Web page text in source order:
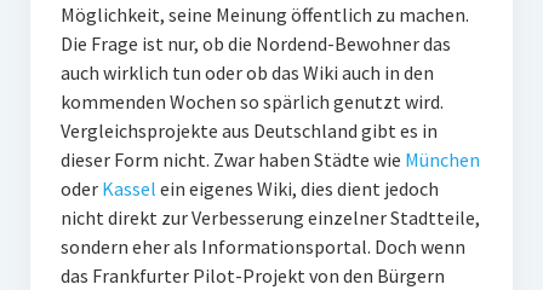
Möglichkeit, seine Meinung öffentlich zu machen.
Die Frage ist nur, ob die Nordend-Bewohner das
auch wirklich tun oder ob das Wiki auch in den
kommenden Wochen so spärlich genutzt wird.
Vergleichsprojekte aus Deutschland gibt es in
dieser Form nicht. Zwar haben Städte wie München
oder Kassel ein eigenes Wiki, dies dient jedoch
nicht direkt zur Verbesserung einzelner Stadtteile,
sondern eher als Informationsportal. Doch wenn
das Frankfurter Pilot-Projekt von den Bürgern